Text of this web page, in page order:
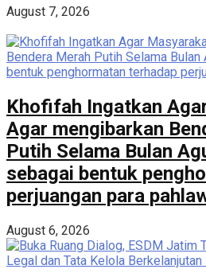
August 7, 2026
Khofifah Ingatkan
Agar mengibarkan
Putih Selama Bulan
sebagai bentuk
perjuangan para
August 6, 2026